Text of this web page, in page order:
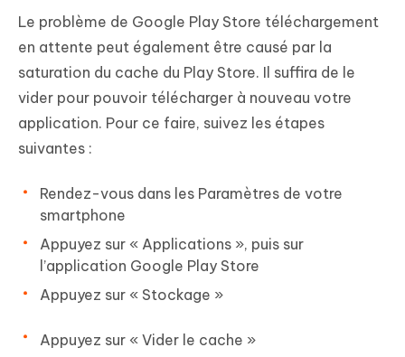
Le problème de Google Play Store téléchargement
en attente peut également être causé par la
saturation du cache du Play Store. Il suffira de le
vider pour pouvoir télécharger à nouveau votre
application. Pour ce faire, suivez les étapes
suivantes :
Rendez-vous dans les Paramètres de votre
smartphone
Appuyez sur « Applications », puis sur
l’application Google Play Store
Appuyez sur « Stockage »
Appuyez sur « Vider le cache »